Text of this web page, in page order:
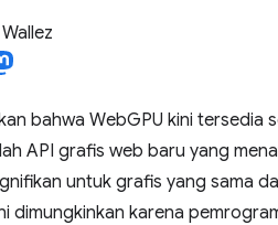
bahwa WebGPU kini tersedia
API grafis web baru yang
untuk grafis yang sama
dimungkinkan karena